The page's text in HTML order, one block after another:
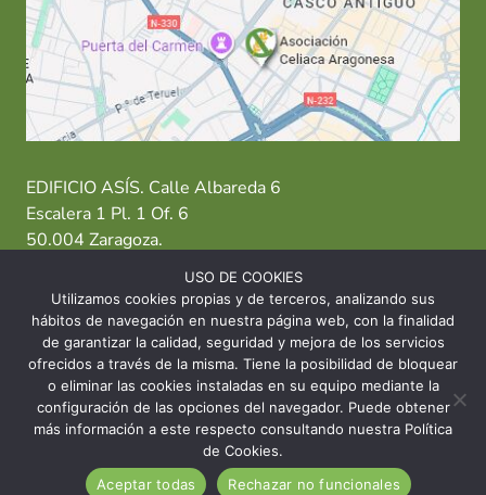
EDIFICIO ASÍS. Calle Albareda 6
Escalera 1 Pl. 1 Of. 6
50.004 Zaragoza.
T: 976 484 949 M: 635 638 563
Sede Zaragoza·Sede Huesca· Sede Teruel
© 2026 Asociación Celíaca Aragonesa
USO DE COOKIES
Utilizamos cookies propias y de terceros, analizando sus
hábitos de navegación en nuestra página web, con la finalidad
de garantizar la calidad, seguridad y mejora de los servicios
ofrecidos a través de la misma. Tiene la posibilidad de bloquear
o eliminar las cookies instaladas en su equipo mediante la
configuración de las opciones del navegador. Puede obtener
más información a este respecto consultando nuestra Política
de Cookies.
Aceptar todas
Rechazar no funcionales